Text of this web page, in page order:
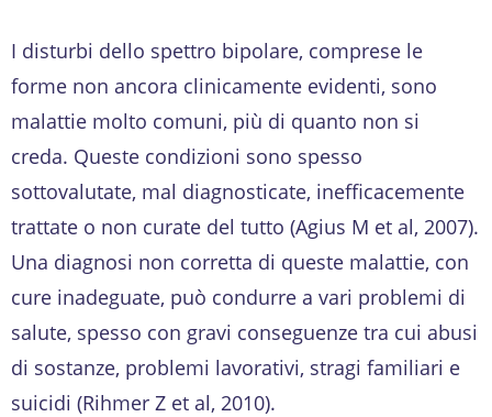
I disturbi dello spettro bipolare, comprese le
forme non ancora clinicamente evidenti, sono
malattie molto comuni, più di quanto non si
creda. Queste condizioni sono spesso
sottovalutate, mal diagnosticate, inefficacemente
trattate o non curate del tutto (Agius M et al, 2007).
Una diagnosi non corretta di queste malattie, con
cure inadeguate, può condurre a vari problemi di
salute, spesso con gravi conseguenze tra cui abusi
di sostanze, problemi lavorativi, stragi familiari e
suicidi (Rihmer Z et al, 2010).